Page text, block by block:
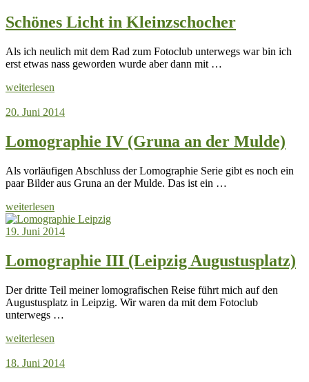
Schönes Licht in Kleinzschocher
Als ich neulich mit dem Rad zum Fotoclub unterwegs war bin ich
erst etwas nass geworden wurde aber dann mit …
weiterlesen
20. Juni 2014
Lomographie IV (Gruna an der Mulde)
Als vorläufigen Abschluss der Lomographie Serie gibt es noch ein
paar Bilder aus Gruna an der Mulde. Das ist ein …
weiterlesen
19. Juni 2014
Lomographie III (Leipzig Augustusplatz)
Der dritte Teil meiner lomografischen Reise führt mich auf den
Augustusplatz in Leipzig. Wir waren da mit dem Fotoclub
unterwegs …
weiterlesen
18. Juni 2014